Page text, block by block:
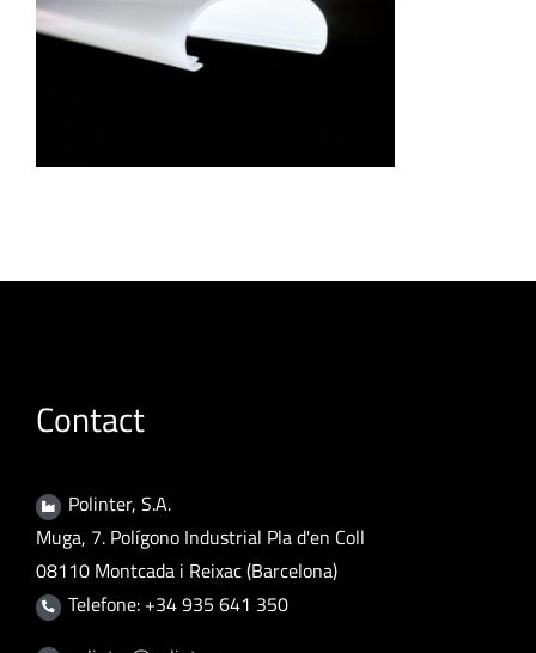
Contact
Polinter, S.A.
Muga, 7. Polígono Industrial Pla d'en Coll
08110 Montcada i Reixac (Barcelona)
Telefone: +34 935 641 350